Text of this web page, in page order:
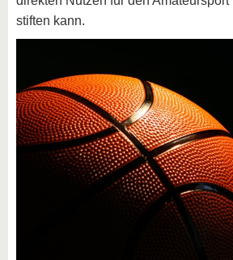
stiften kann.